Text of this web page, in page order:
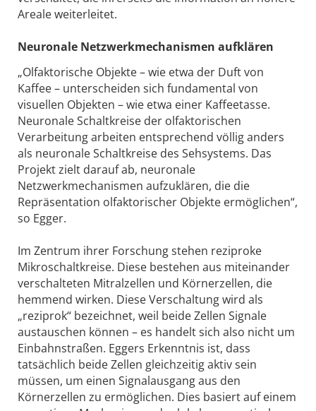
Areale weiterleitet.
Neuronale Netzwerkmechanismen aufklären
„Olfaktorische Objekte – wie etwa der Duft von
Kaffee – unterscheiden sich fundamental von
visuellen Objekten – wie etwa einer Kaffeetasse.
Neuronale Schaltkreise der olfaktorischen
Verarbeitung arbeiten entsprechend völlig anders
als neuronale Schaltkreise des Sehsystems. Das
Projekt zielt darauf ab, neuronale
Netzwerkmechanismen aufzuklären, die die
Repräsentation olfaktorischer Objekte ermöglichen“,
so Egger.
Im Zentrum ihrer Forschung stehen reziproke
Mikroschaltkreise. Diese bestehen aus miteinander
verschalteten Mitralzellen und Körnerzellen, die
hemmend wirken. Diese Verschaltung wird als
„reziprok“ bezeichnet, weil beide Zellen Signale
austauschen können – es handelt sich also nicht um
Einbahnstraßen. Eggers Erkenntnis ist, dass
tatsächlich beide Zellen gleichzeitig aktiv sein
müssen, um einen Signalausgang aus den
Körnerzellen zu ermöglichen. Dies basiert auf einem